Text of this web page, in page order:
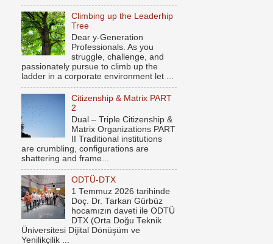
Climbing up the Leaderhip
Tree
Dear y-Generation
Professionals. As you
struggle, challenge, and
passionately pursue to climb up the
ladder in a corporate environment let ...
Citizenship & Matrix PART
2
Dual – Triple Citizenship &
Matrix Organizations PART
II Traditional institutions
are crumbling, configurations are
shattering and frame...
ODTÜ-DTX
1 Temmuz 2026 tarihinde
Doç. Dr. Tarkan Gürbüz
hocamızın daveti ile ODTÜ
DTX (Orta Doğu Teknik
Üniversitesi Dijital Dönüşüm ve
Yenilikçilik ...